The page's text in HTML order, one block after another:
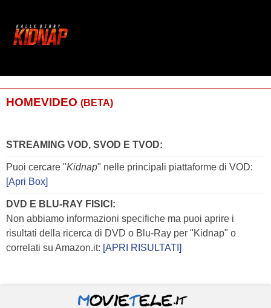
HOMEVIDEO (BETA)
STREAMING VOD, SVOD E TVOD:
Puoi cercare "Kidnap" nelle principali piattaforme di VOD:
[Apri Box]
DVD E BLU-RAY FISICI:
Non abbiamo informazioni specifiche ma puoi aprire i
risultati della ricerca di DVD o Blu-Ray per "Kidnap" o
correlati su Amazon.it: [APRI RISULTATI]